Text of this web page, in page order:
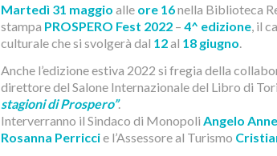
Martedì 31 maggio alle ore 16nella Biblioteca
stampa PROSPERO Fest 2022 – 4^ edizione , il
culturale che si svolgerà dal 12al 18 giugno
Anche l’edizione estiva 2022 si fregia della
direttore del Salone Internazionale del Libro di
stagioni di Prospero”.
Interverranno il Sindaco di Monopoli Angelo
Rosanna Perriccie l’Assessore al Turismo